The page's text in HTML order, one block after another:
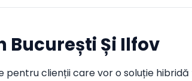
București Și Ilfov
pentru clienții care vor o soluție